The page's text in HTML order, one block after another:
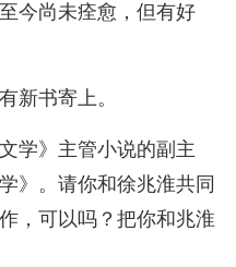
今尚未痊愈，但有好
新书寄上。
学》主管小说的副主
》。请你和徐兆淮共同
，可以吗？把你和兆淮